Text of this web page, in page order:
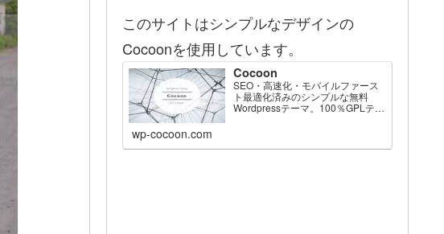
このサイトはシンプルなデザインの
Cocoonを使用しています。
Cocoon
SEO・高速化・モバイルファース
ト最適化済みのシンプルな無料
Wordpressテーマ。100％GPLテー
wp-cocoon.com